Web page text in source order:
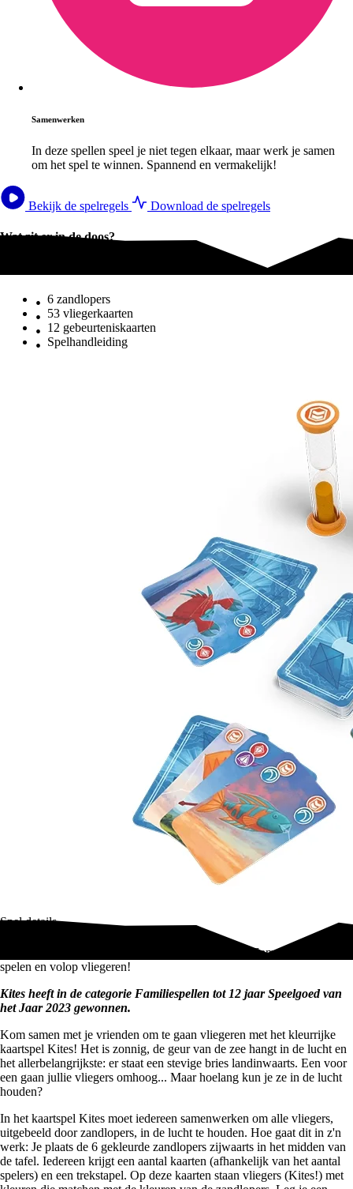
Samenwerken
In deze spellen speel je niet tegen elkaar, maar werk je samen
om het spel te winnen. Spannend en vermakelijk!
Bekijk de spelregels Download de spelregels
Wat zit er in de doos?
6 zandlopers
53 vliegerkaarten
12 gebeurteniskaarten
Spelhandleiding
Spel details
Het leukste behendigheidsspel met vliegers: Kites! Samenwerken, snel
spelen en volop vliegeren!
Kites heeft in de categorie Familiespellen tot 12 jaarSpeelgoed van
het Jaar 2023 gewonnen.
Kom samen met je vrienden om te gaan vliegeren met het kleurrijke
kaartspel Kites! Het is zonnig, de geur van de zee hangt in de lucht en
het allerbelangrijkste: er staat een stevige bries landinwaarts. Een voor
een gaan jullie vliegers omhoog... Maar hoelang kun je ze in de lucht
houden?
In het kaartspel Kites moet iedereen samenwerken om alle vliegers,
uitgebeeld door zandlopers, in de lucht te houden. Hoe gaat dit in z'n
werk: Je plaats de 6 gekleurde zandlopers zijwaarts in het midden van
de tafel. Iedereen krijgt een aantal kaarten (afhankelijk van het aantal
spelers) en een trekstapel. Op deze kaarten staan vliegers (Kites!) met